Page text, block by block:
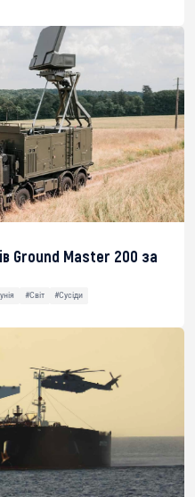
Ground Master 200 за
#Світ
#Сусіди